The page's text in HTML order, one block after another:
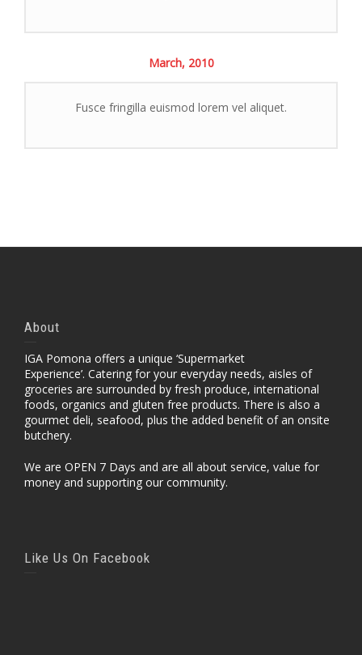
March, 2010
Fusce fringilla euismod lorem vel aliquet.
About
IGA Pomona offers a unique ‘Supermarket
Experience’. Catering for your everyday needs, aisles of
groceries are surrounded by fresh produce, international
foods, organics and gluten free products. There is also a
gourmet deli, seafood, plus the added benefit of an onsite
butchery.
We are OPEN 7 Days and are all about service, value for
money and supporting our community.
Like Us On Facebook